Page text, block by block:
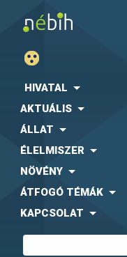
HIVATAL
AKTUÁLIS
ÁLLAT
ÉLELMISZER
NÖVÉNY
ÁTFOGÓ TÉMÁK
KAPCSOLAT